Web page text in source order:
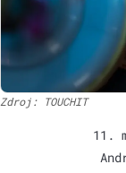
Zdroj: TOUCHIT
11.